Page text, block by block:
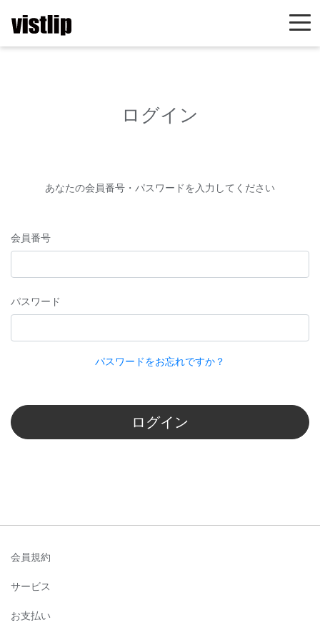
ログイン
あなたの会員番号・パスワードを入力してください
会員番号
パスワード
パスワードをお忘れですか？
ログイン
会員規約
サービス
お支払い